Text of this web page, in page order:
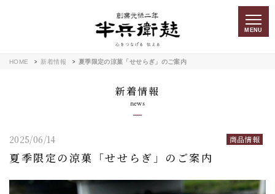
MENU
HOME 新着情報 夏季限定の涼菓「せせらぎ」のご案内
新着情報
news
夏季限定の涼菓「せせらぎ」のご案内
2025/06/14 商品情報